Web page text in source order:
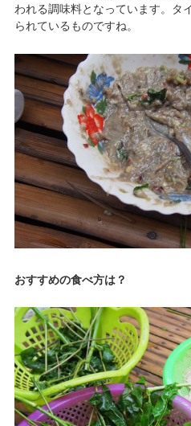
われる調味料となっています。タ
られているものですね。
おすすめの食べ方は？